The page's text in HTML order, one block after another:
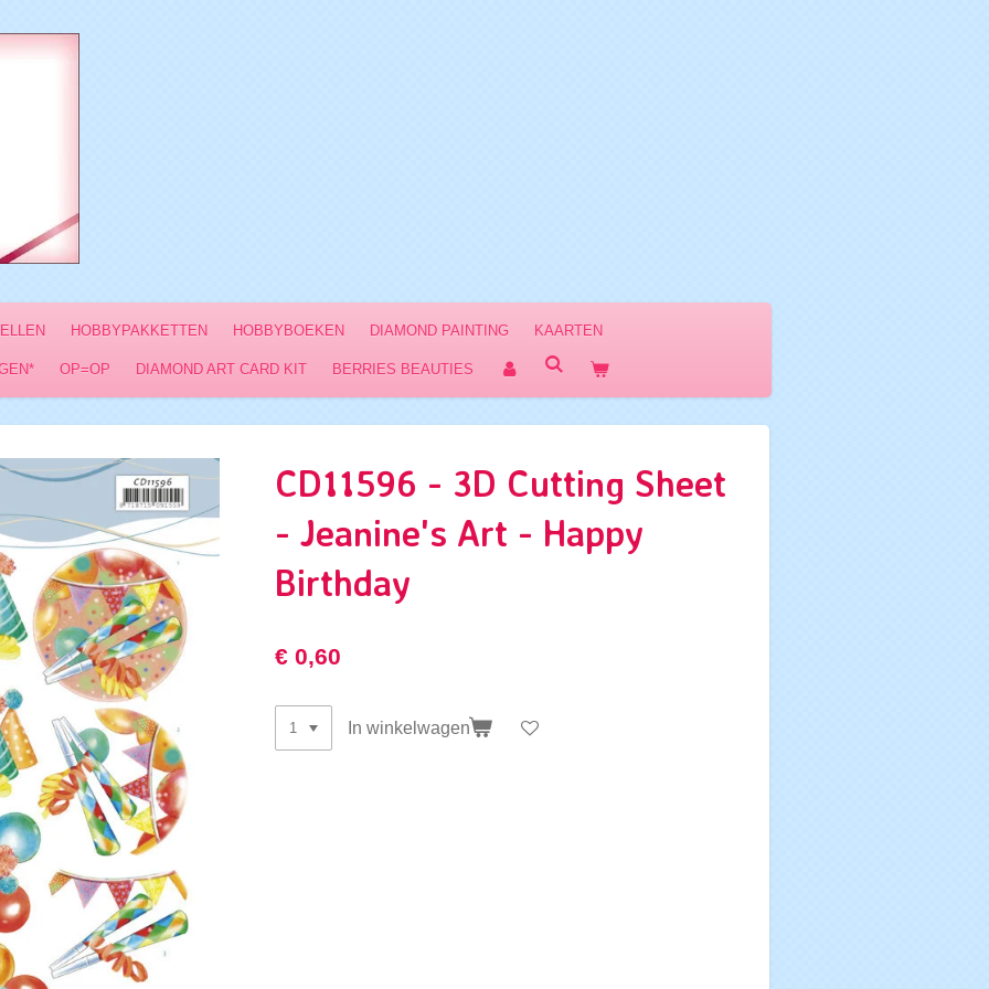
HOBBYPAKKETTEN HOBBYBOEKEN DIAMOND PAINTING KAARTEN
OP=OP DIAMOND ART CARD KIT BERRIES BEAUTIES
CD11596 - 3D Cutting Sheet
- Jeanine's Art - Happy
Birthday
€ 0,60
In winkelwagen